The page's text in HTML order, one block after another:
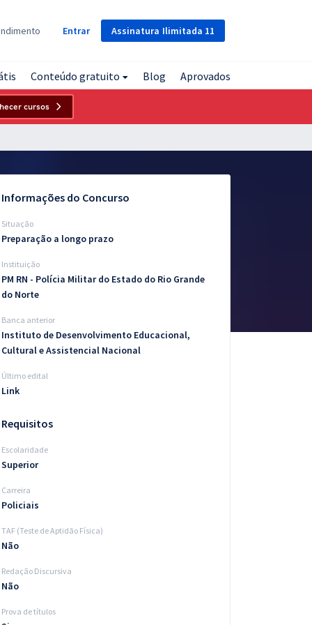
Assinatura Ilimitada 11
Entrar
Conteúdo gratuito Blog Aprovados
cursos
Informações do Concurso
Situação
Preparação a longo prazo
Instituição
PM RN - Polícia Militar do Estado do Rio Grande
do Norte
Banca anterior
Instituto de Desenvolvimento Educacional,
Cultural e Assistencial Nacional
Último edital
Link
Requisitos
Escolaridade
Superior
Carreira
Policiais
TAF (Teste de Aptidão Física)
Não
Redação Discursiva
Não
Prova de títulos